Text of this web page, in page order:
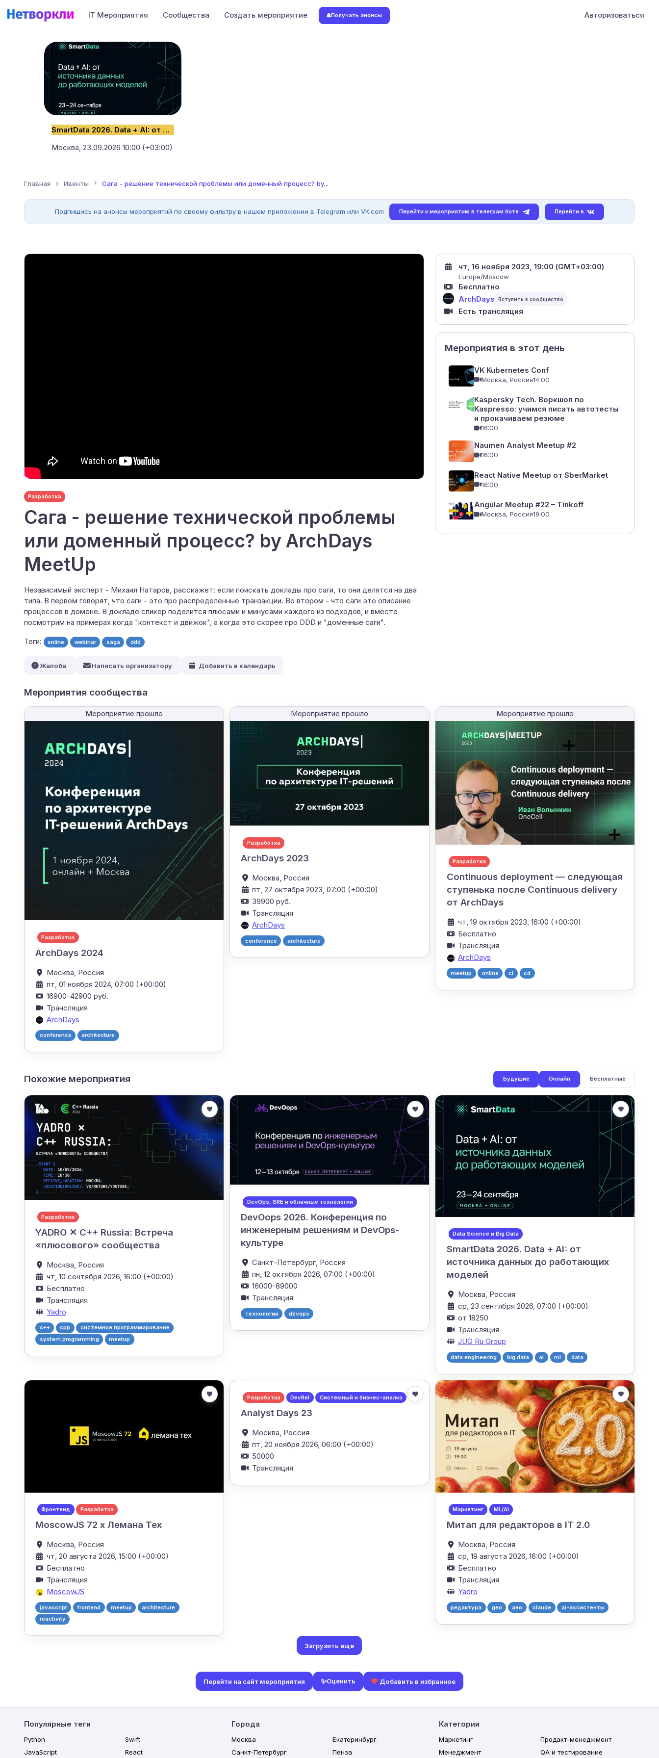
IT Мероприятия Сообщества Создать мероприятие Получать анонсы Авторизоваться
SmartData 2026. Data + AI: от источника данных до работающих моделей
Москва, 23.09.2026 10:00 (+03:00)
Главная Ивенты Сага - решение технической проблемы или доменный процесс? by...
Подпишись на анонсы мероприятий по своему фильтру в нашем приложении в Telegram или VK.com Перейти к мероприятию в телеграм боте Перейти в
Разработка
Сага - решение технической проблемы
или доменный процесс? by ArchDays
MeetUp
Независимый эксперт - Михаил Натаров, расскажет: если поискать доклады про саги, то они делятся на два
типа. В первом говорят, что саги - это про распределенные транзакции. Во втором - что саги это описание
процессов в домене. В докладе спикер поделится плюсами и минусами каждого из подходов, и вместе
посмотрим на примерах когда "контекст и движок", а когда это скорее про DDD и "доменные саги".
Теги: online webinar saga ddd
чт, 16 ноября 2023, 19:00 (GMT+03:00)
Europe/Moscow
Бесплатно
ArchDays
Есть трансляция
Мероприятия в этот день
VK Kubernetes Conf
Москва, Россия14:00
Kaspersky Tech. Воркшоп по
Kaspresso: учимся писать автотесты
и прокачиваем резюме
16:00
Naumen Analyst Meetup #2
16:00
React Native Meetup от SberMarket
18:00
Angular Meetup #22 – Tinkoff
Москва, Россия19:00
Жалоба Написать организатору Добавить в календарь
Мероприятия сообщества
Мероприятие прошло
Разработка
ArchDays 2024
Москва, Россия
пт, 01 ноября 2024, 07:00 (+00:00)
16900-42900 руб.
Трансляция
ArchDays
conference architecture
Мероприятие прошло
Разработка
ArchDays 2023
Москва, Россия
пт, 27 октября 2023, 07:00 (+00:00)
39900 руб.
Трансляция
ArchDays
conference architecture
Мероприятие прошло
Разработка
Continuous deployment — следующая
ступенька после Continuous delivery
от ArchDays
чт, 19 октября 2023, 16:00 (+00:00)
Бесплатно
Трансляция
ArchDays
meetup online ci cd
Похожие мероприятия Будущие Онлайн Бесплатные
Разработка
YADRO ✕ C++ Russia: Встреча
«плюсового» сообщества
Москва, Россия
чт, 10 сентября 2026, 16:00 (+00:00)
Бесплатно
Трансляция
Yadro
c++ cpp
системное программирование
system programming
meetup
DevOps, SRE и облачные технологии
DevOops 2026. Конференция по
инженерным решениям и DevOps-
культуре
Санкт-Петербург, Россия
пн, 12 октября 2026, 07:00 (+00:00)
16000-89000
Трансляция
технологии devops
Data Science и Big Data
SmartData 2026. Data + AI: от
источника данных до работающих
моделей
Москва, Россия
ср, 23 сентября 2026, 07:00 (+00:00)
от 18250
Трансляция
JUG Ru Group
data engineering big data ai ml data
Фронтенд Разработка
MoscowJS 72 x Лемана Тех
Москва, Россия
чт, 20 августа 2026, 15:00 (+00:00)
Бесплатно
Трансляция
MoscowJS
javascript frontend meetup
architecture
reactivity
Разработка DevRel Системный и бизнес-анализ
Analyst Days 23
Москва, Россия
пт, 20 ноября 2026, 06:00 (+00:00)
50000
Трансляция
Маркетинг ML/AI
Митап для редакторов в IT 2.0
Москва, Россия
ср, 19 августа 2026, 16:00 (+00:00)
Бесплатно
Трансляция
Yadro
редактура geo aeo claude ai-ассистенты
Загрузить еще
Перейти на сайт мероприятия ✨Оценить Добавить в избранное
Популярные теги
Python
JavaScript
Swift
React
Города
Москва
Санкт-Петербург
Екатеринбург
Пенза
Категории
Маркетинг
Менеджмент
Продакт-менеджмент
QA и тестирование